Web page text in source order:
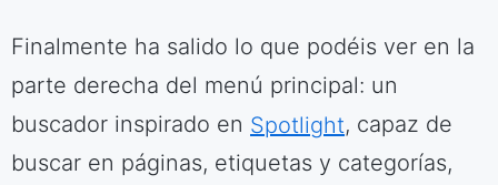
Finalmente ha salido lo que podéis ver en la
parte derecha del menú principal: un
buscador inspirado en Spotlight, capaz de
buscar en páginas, etiquetas y categorías,